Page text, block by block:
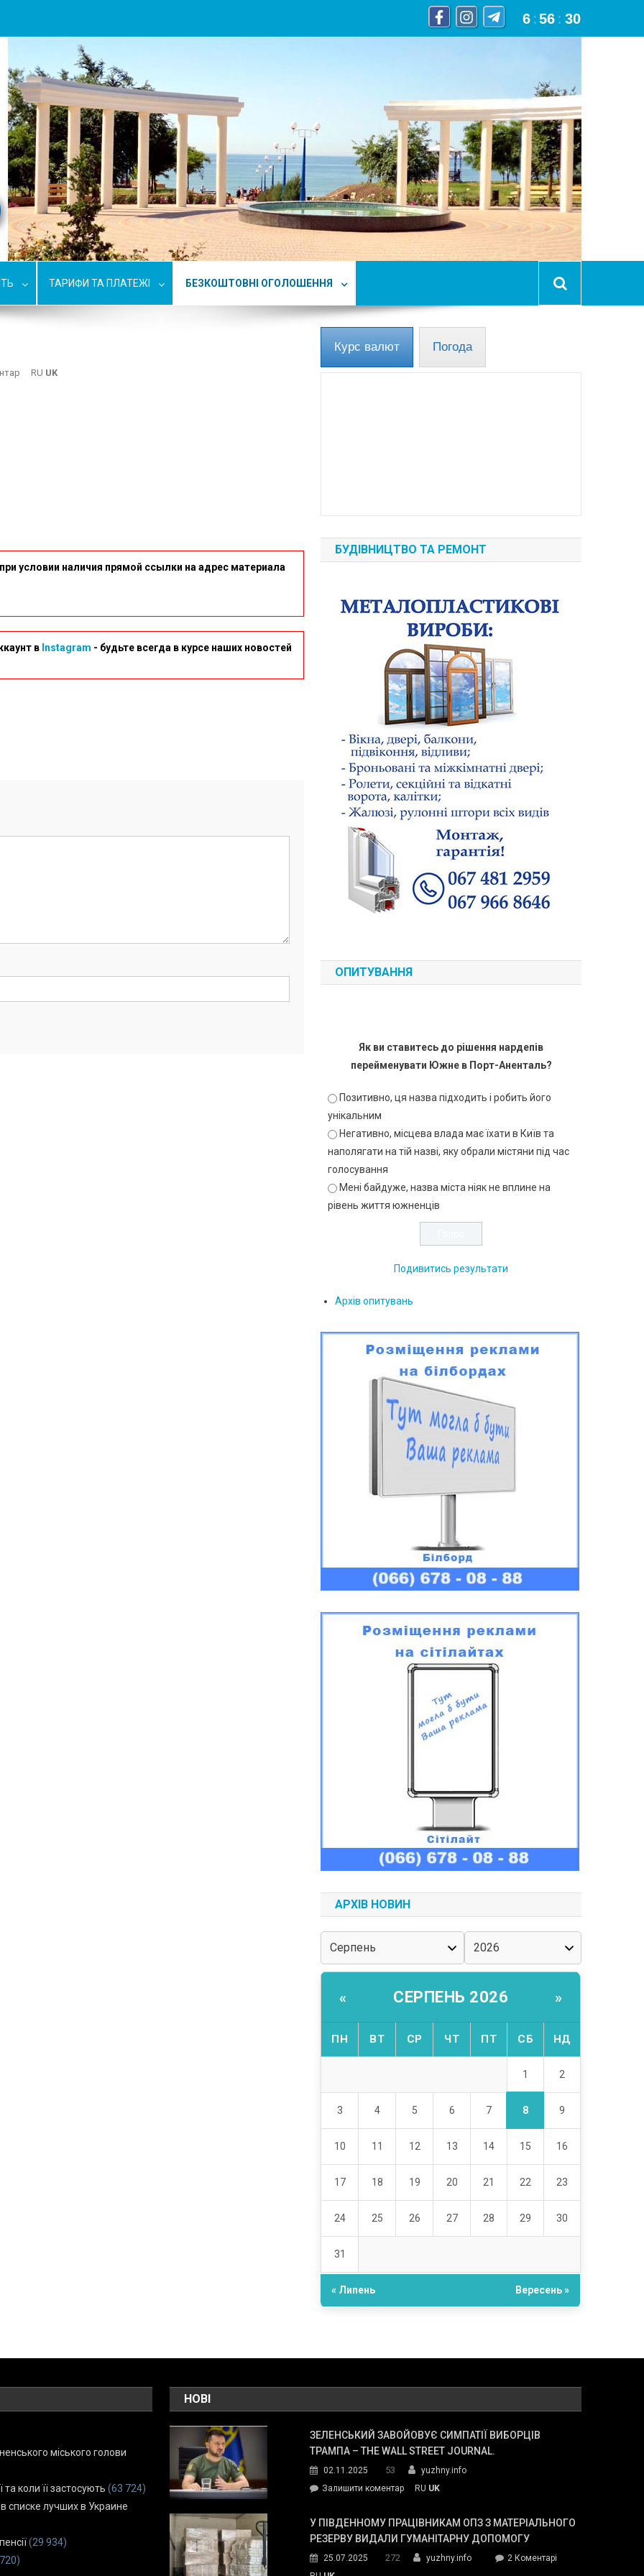
6 :56 : 31
ТАРИФИ ТА ПЛАТЕЖІ БЕЗКОШТОВНІ ОГОЛОШЕННЯ
RU UK
условии наличия прямой ссылки на адрес материала
в Instagram - будьте всегда в курсе наших новостей
Курс валют Погода
БУДІВНИЦТВО ТА РЕМОНТ
ОПИТУВАННЯ
Як ви ставитесь до рішення нардепів
перейменувати Южне в Порт-Аненталь?
Позитивно, ця назва підходить і робить його
унікальним
Негативно, місцева влада має їхати в Київ та
наполягати на тій назві, яку обрали містяни під час
голосування
Мені байдуже, назва міста ніяк не вплине на
рівень життя южненців
Подивитись результати
Архів опитувань
АРХІВ НОВИН
« СЕРПЕНЬ 2026 »
ПН ВТ СР ЧТ ПТ СБ НД
1 2
3 4 5 6 7 8 9
10 11 12 13 14 15 16
17 18 19 20 21 22 23
24 25 26 27 28 29 30
31
« Липень Вересень »
міського голови
коли її застосують (63 724)
списке лучших в Украине
(29 934)
НОВІ
ЗЕЛЕНСЬКИЙ ЗАВОЙОВУЄ СИМПАТІЇ ВИБОРЦІВ
ТРАМПА – THE WALL STREET JOURNAL.
02.11.2025 53
yuzhny.info
Залишити коментарon
завойовує
симпатії
Трампа
RU UK
У ПІВДЕННОМУ ПРАЦІВНИКАМ ОПЗ З МАТЕРІАЛЬНОГО
РЕЗЕРВУ ВИДАЛИ ГУМАНІТАРНУ ДОПОМОГУ
25.07.2025 272 yuzhny.info 2 Коментарідо